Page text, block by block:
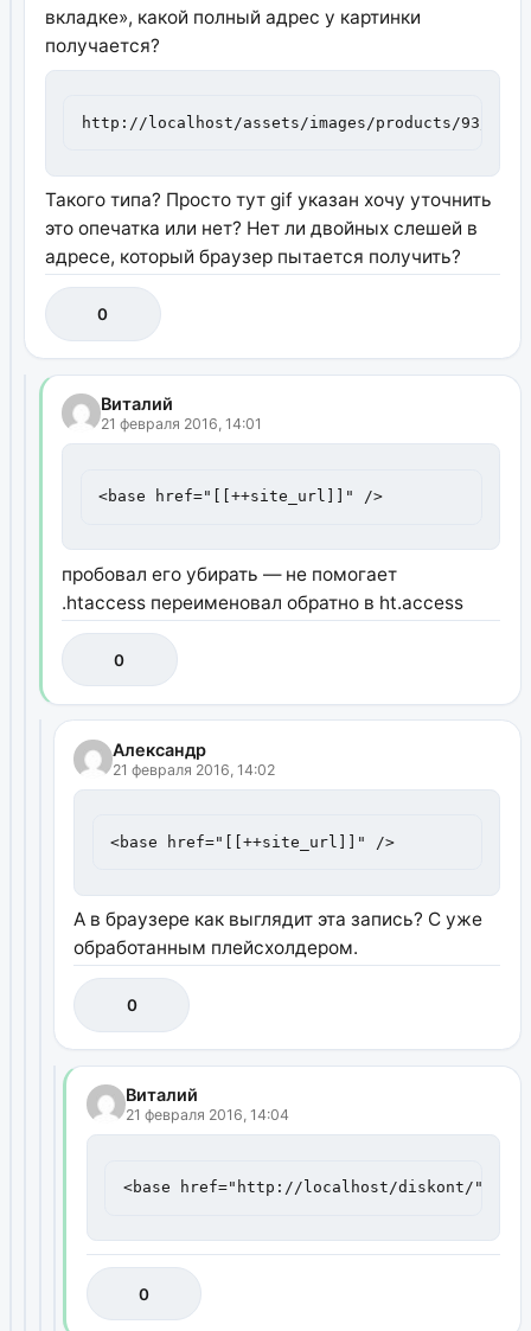
вкладке», какой полный адрес у картинки
получается?
http://localhost/assets/images/products/93/
Такого типа? Просто тут gif указан хочу уточнить
это опечатка или нет? Нет ли двойных слешей в
адресе, который браузер пытается получить?
0
Виталий
21 февраля 2016, 14:01
<base href="[[++site_url]]" />
пробовал его убирать — не помогает
.htaccess переименовал обратно в ht.access
0
Александр
21 февраля 2016, 14:02
<base href="[[++site_url]]" />
А в браузере как выглядит эта запись? С уже
обработанным плейсхолдером.
0
Виталий
21 февраля 2016, 14:04
<base href="http://localhost/diskont/">
0